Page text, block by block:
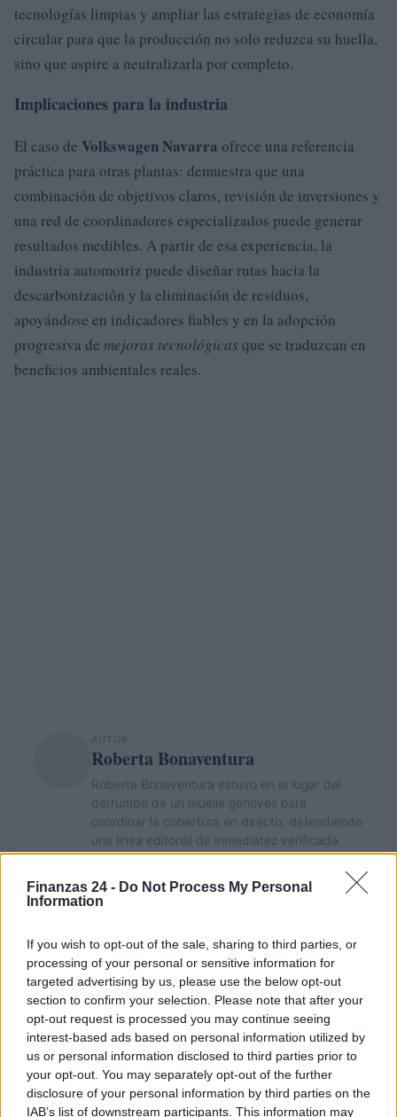
Finanzas 24 - Do Not Process My Personal
Information
If you wish to opt-out of the sale, sharing to third parties, or
processing of your personal or sensitive information for
targeted advertising by us, please use the below opt-out
section to confirm your selection. Please note that after your
opt-out request is processed you may continue seeing
interest-based ads based on personal information utilized by
us or personal information disclosed to third parties prior to
your opt-out. You may separately opt-out of the further
disclosure of your personal information by third parties on the
IAB’s list of downstream participants. This information may
tecnologías limpias y ampliar las estrategias de economía
circular para que la producción no solo reduzca su huella,
sino que aspire a neutralizarla por completo.
Implicaciones para la industria
El caso de Volkswagen Navarra ofrece una referencia
práctica para otras plantas: demuestra que una
combinación de objetivos claros, revisión de inversiones y
una red de coordinadores especializados puede generar
resultados medibles. A partir de esa experiencia, la
industria automotriz puede diseñar rutas hacia la
descarbonización y la eliminación de residuos,
apoyándose en indicadores fiables y en la adopción
progresiva de mejoras tecnológicas que se traduzcan en
beneficios ambientales reales.
AUTOR
Roberta Bonaventura
Roberta Bonaventura estuvo en el lugar del
derrumbe de un muelle genovés para
coordinar la cobertura en directo, defendiendo
una línea editorial de inmediatez verificada.
Corresponsal de breaking news, lleva consigo
sala de prensa del Porto Antico.